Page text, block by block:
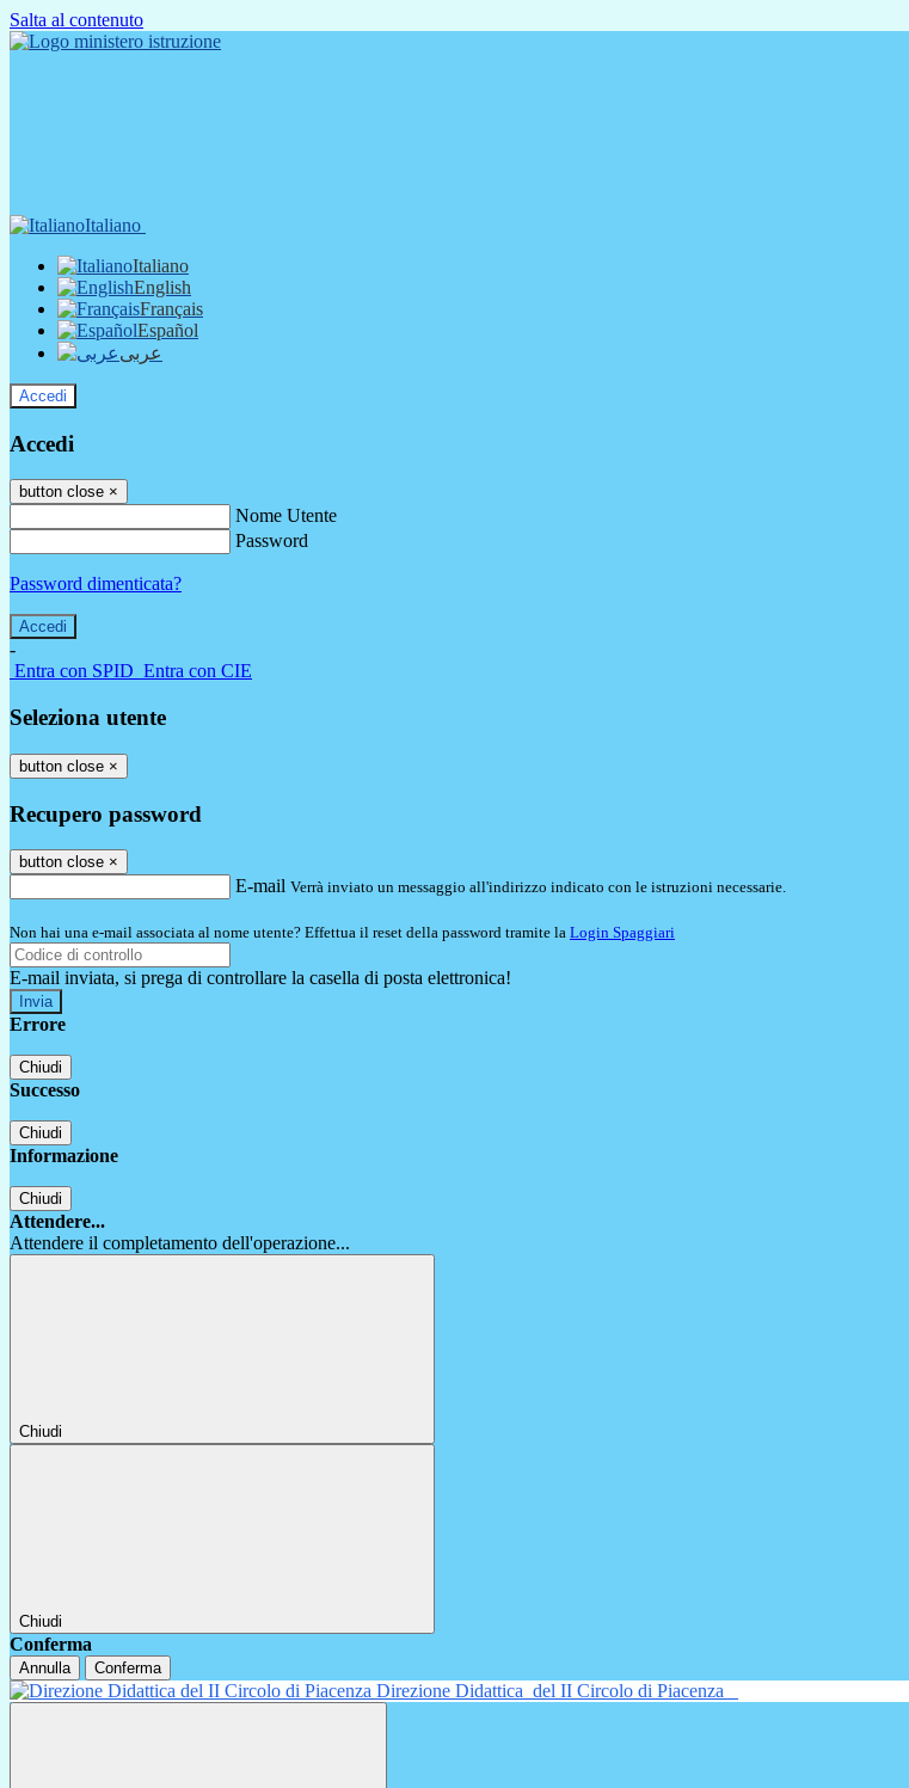
Salta al contenuto
Italiano
Italiano
English
Français
Español
عربى
Accedi
Accedi
button close ×
Nome Utente
Password
Password dimenticata?
-
Entra con SPID Entra con CIE
Seleziona utente
button close ×
Recupero password
button close ×
E-mail Verrà inviato un messaggio all'indirizzo indicato con le istruzioni necessarie.
Non hai una e-mail associata al nome utente? Effettua il reset della password tramite la Login Spaggiari
E-mail inviata, si prega di controllare la casella di posta elettronica!
Errore
Chiudi
Successo
Chiudi
Informazione
Chiudi
Attendere...
Attendere il completamento dell'operazione...
Chiudi
Chiudi
Conferma
Annulla Conferma
Direzione Didattica del II Circolo di Piacenza